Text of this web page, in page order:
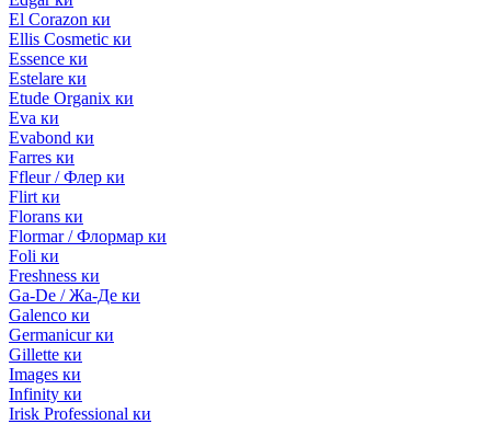
El Corazon ки
Ellis Cosmetic ки
Essence ки
Estelare ки
Etude Organix ки
Eva ки
Evabond ки
Farres ки
Ffleur / Флер ки
Flirt ки
Florans ки
Flormar / Флормар ки
Foli ки
Freshness ки
Ga-De / Жа-Де ки
Galenco ки
Germanicur ки
Gillette ки
Images ки
Infinity ки
Irisk Professional ки